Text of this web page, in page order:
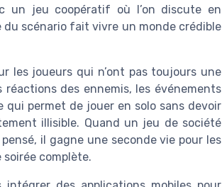
un jeu coopératif où l’on discute en
scénario fait vivre un monde crédible
les joueurs qui n’ont pas toujours une
réactions des ennemis, les événements
permet de jouer en solo sans devoir
illisible. Quand un jeu de société
il gagne une seconde vie pour les
complète.